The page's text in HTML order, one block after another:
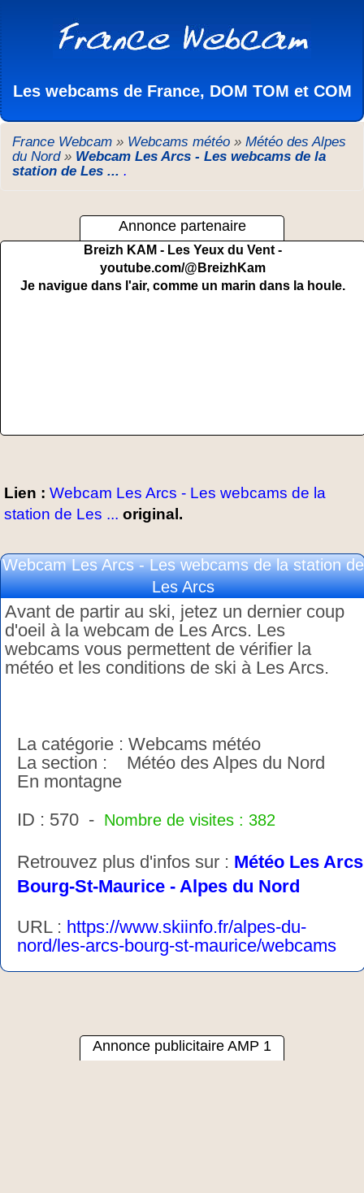
Les webcams de France, DOM TOM et COM
France Webcam » Webcams météo » Météo des Alpes
du Nord» Webcam Les Arcs - Les webcams de la
station de Les ... .
Annonce partenaire
Breizh KAM - Les Yeux du Vent -
youtube.com/@BreizhKam
Je navigue dans l'air, comme un marin dans la houle.
Lien : Webcam Les Arcs - Les webcams de la
station de Les ... original.
Webcam Les Arcs - Les webcams de la station de
Les Arcs
Avant de partir au ski, jetez un dernier coup
d'oeil à la webcam de Les Arcs. Les
webcams vous permettent de vérifier la
météo et les conditions de ski à Les Arcs.
La catégorie : Webcams météo
La section : Météo des Alpes du Nord
En montagne
ID : 570 - Nombre de visites : 382
Retrouvez plus d'infos sur : Météo Les Arcs
Bourg-St-Maurice - Alpes du Nord
URL : https://www.skiinfo.fr/alpes-du-
nord/les-arcs-bourg-st-maurice/webcams
Annonce publicitaire AMP 1